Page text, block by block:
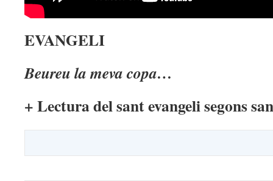
EVANGELI
Beureu la meva copa…
+ Lectura del sant evangeli segons